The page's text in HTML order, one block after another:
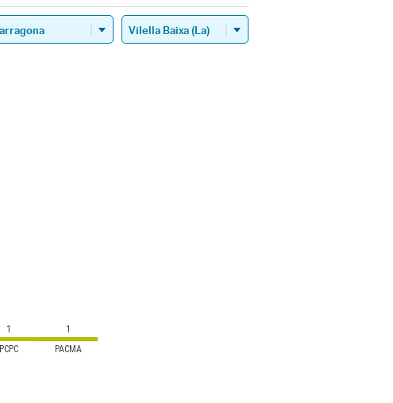
PCPC PACMA
1 1